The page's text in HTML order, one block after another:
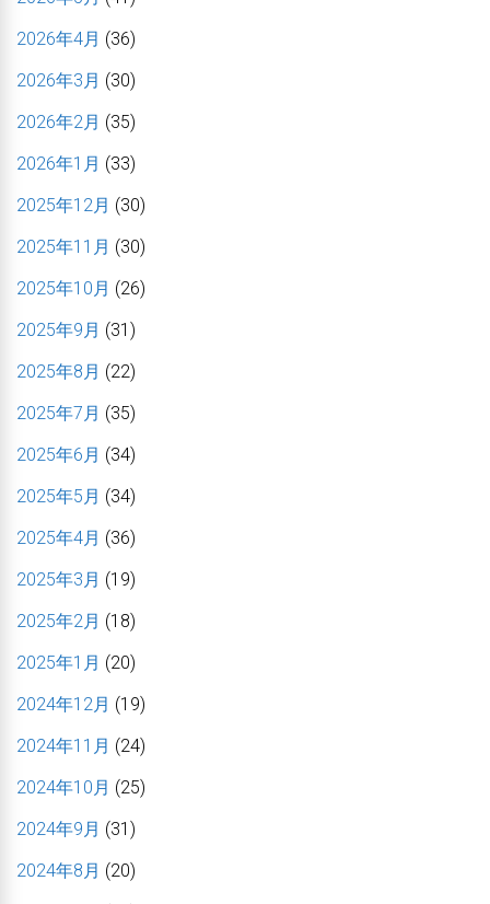
2026年4月 (36)
2026年3月 (30)
2026年2月 (35)
2026年1月 (33)
2025年12月 (30)
2025年11月 (30)
2025年10月 (26)
2025年9月 (31)
2025年8月 (22)
2025年7月 (35)
2025年6月 (34)
2025年5月 (34)
2025年4月 (36)
2025年3月 (19)
2025年2月 (18)
2025年1月 (20)
2024年12月 (19)
2024年11月 (24)
2024年10月 (25)
2024年9月 (31)
2024年8月 (20)